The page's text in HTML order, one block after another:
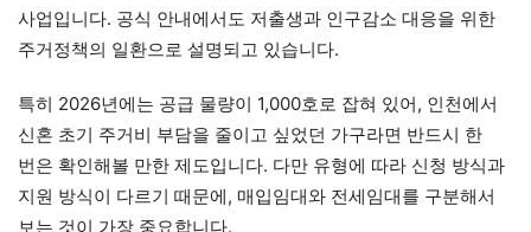
사업입니다. 공식 안내에서도 저출생과 인구감소 대응을 위한
주거정책의 일환으로 설명되고 있습니다.
특히 2026년에는 공급 물량이 1,000호로 잡혀 있어, 인천에서
신혼 초기 주거비 부담을 줄이고 싶었던 가구라면 반드시 한
번은 확인해볼 만한 제도입니다. 다만 유형에 따라 신청 방식과
지원 방식이 다르기 때문에, 매입임대와 전세임대를 구분해서
보는 것이 가장 중요합니다.